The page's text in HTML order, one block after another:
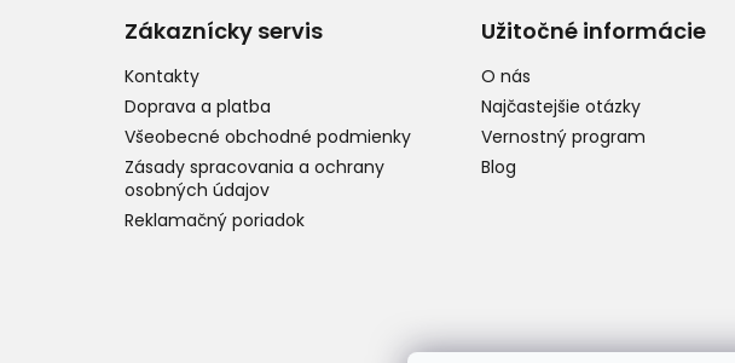
Zákaznícky servis
Kontakty
Doprava a platba
Všeobecné obchodné podmienky
Zásady spracovania a ochrany
osobných údajov
Reklamačný poriadok
Užitočné informácie
O nás
Najčastejšie otázky
Vernostný program
Blog